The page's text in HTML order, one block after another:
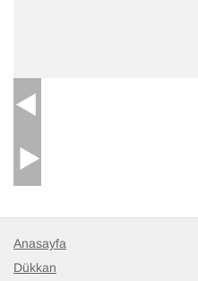
Anasayfa
Dükkan